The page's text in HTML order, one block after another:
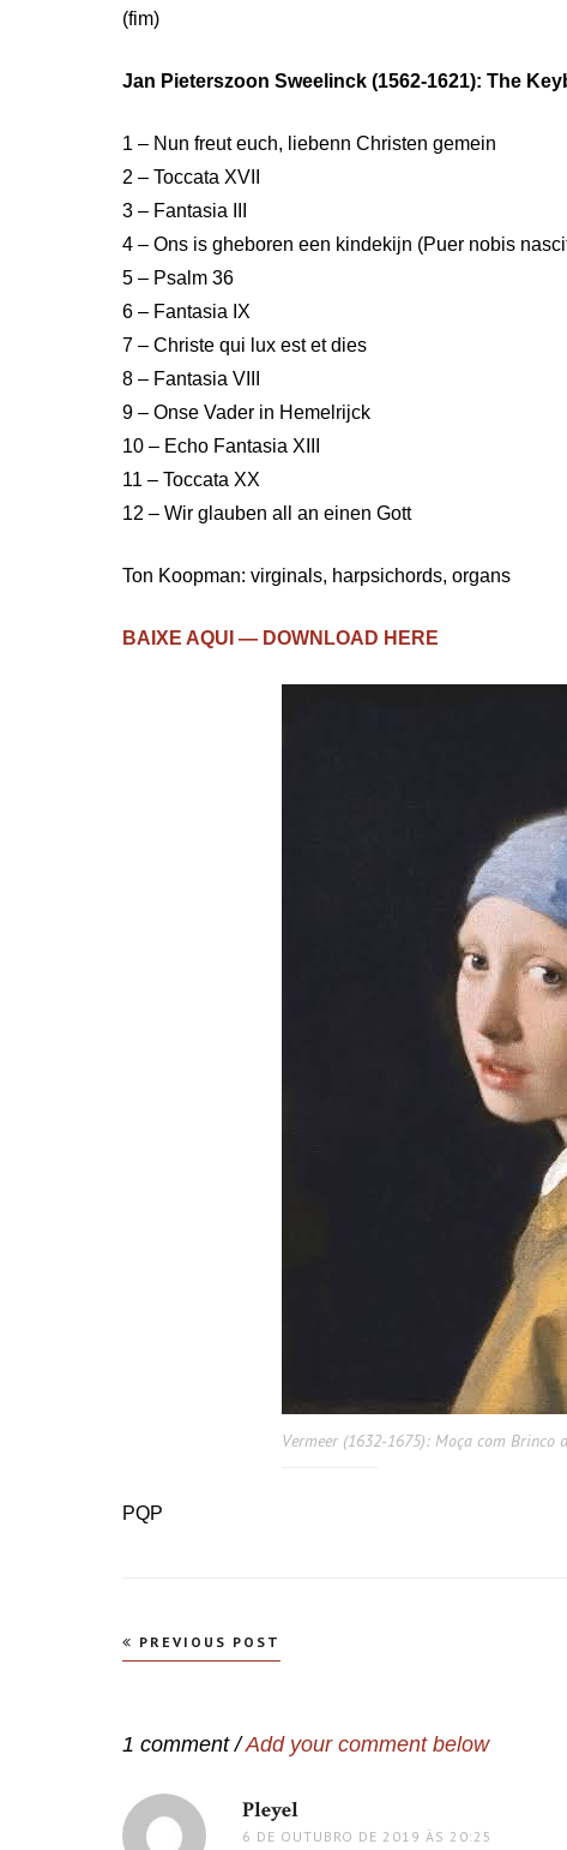
(fim)
Jan Pieterszoon Sweelinck (1562-1621): The
1 – Nun freut euch, liebenn Christen gemein
2 – Toccata XVII
3 – Fantasia III
4 – Ons is gheboren een kindekijn (Puer nobis
5 – Psalm 36
6 – Fantasia IX
7 – Christe qui lux est et dies
8 – Fantasia VIII
9 – Onse Vader in Hemelrijck
10 – Echo Fantasia XIII
11 – Toccata XX
12 – Wir glauben all an einen Gott
Ton Koopman: virginals, harpsichords, organs
BAIXE AQUI — DOWNLOAD HERE
Vermeer (1632-1675): Moça com Brinco
PQP
Navegação
PREVIOUS POST
1 comment /Add your comment below
Pleyel
6 DE OUTUBRO DE 2019 ÀS 20:25